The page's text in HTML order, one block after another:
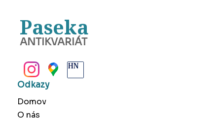
Paseka
ANTIKVARIÁT
Odkazy
Domov
O nás